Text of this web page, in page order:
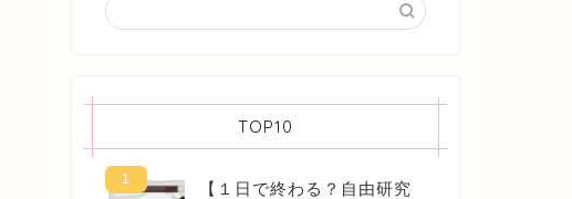
TOP10
【１日で終わる？自由研究